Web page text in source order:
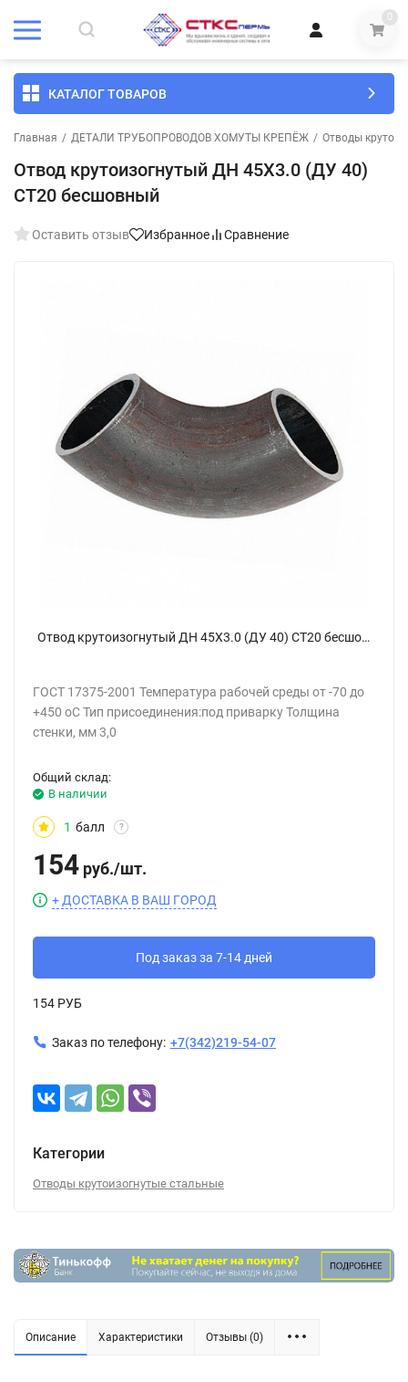
0
КАТАЛОГ ТОВАРОВ
Главная / ДЕТАЛИ ТРУБОПРОВОДОВ ХОМУТЫ КРЕПЁЖ / Отводы
Отвод крутоизогнутый ДН 45Х3.0 (ДУ 40)
СТ20 бесшовный
Оставить отзыв Избранное Сравнение
Отвод крутоизогнутый ДН 45Х3.0 (ДУ 40) СТ20 бесшовный
ГОСТ 17375-2001 Температура рабочей среды от -70 до
+450 oC Тип присоединения:под приварку Толщина
стенки, мм 3,0
Общий склад:
В наличии
1 балл ?
154 руб./шт.
+ ДОСТАВКА В ВАШ ГОРОД
Под заказ за 7-14 дней
154 РУБ
Заказ по телефону: +7(342)219-54-07
Категории
Отводы крутоизогнутые стальные
Описание Характеристики Отзывы (0)